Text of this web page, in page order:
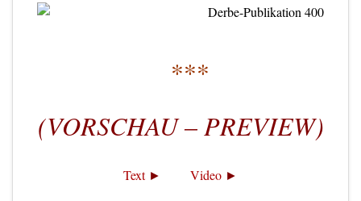
***
(VORSCHAU – PREVIEW)
Text ► Video ►